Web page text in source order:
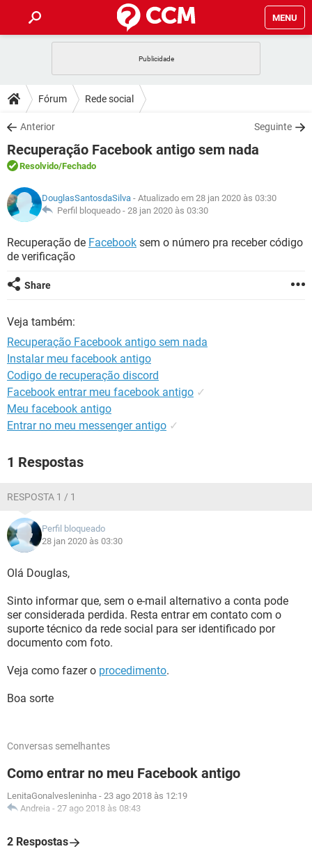
MENU
CELULAR
OUTLOOK
INSTAGRAM GMAIL
GUIA DE COMPRAS
DICAS
JOGOS
OUTLOOK
INSTAGRAM
GUIA DE COMPRAS
DOWNLOADS
JOGOS WHATSAPP
CELULAR
OUTLOOK EXCEL
INSTAGRAM
GUIA DE COMPRAS
FÓRUM
JOGOS
CELULAR FACEBOOK
INSTAGRAM
GUIA DE COMPRAS
GLOSSÁRIO
JOGOS
CELULAR FACEBOOK
INSTAGRAM
GUIA DE COMPRAS
Fórum Rede social
Anterior Seguinte
Recuperação Facebook antigo sem nada
Resolvido/Fechado
DouglasSantosdaSilva - Atualizado em 28 jan 2020 às 03:30
Perfil bloqueado - 28 jan 2020 às 03:30
Recuperação de Facebook sem o número pra receber código
de verificação
Share
Veja também:
Recuperação Facebook antigo sem nada
Instalar meu facebook antigo
Codigo de recuperação discord
Facebook entrar meu facebook antigo ✓
Meu facebook antigo
Entrar no meu messenger antigo ✓
1 Respostas
RESPOSTA 1 / 1
Perfil bloqueado
28 jan 2020 às 03:30
Olá Douglas,
Sinto informar que, sem o e-mail alternativo a conta pode
ser considerada perdida. Resta entrar em contato com o
suporte técnico da rede social para ser identificado por
documento com foto.
Veja como fazer o procedimento.
Boa sorte
Conversas semelhantes
Como entrar no meu Facebook antigo
LenitaGonalvesleninha - 23 ago 2018 às 12:19
Andreia - 27 ago 2018 às 08:43
2 Respostas